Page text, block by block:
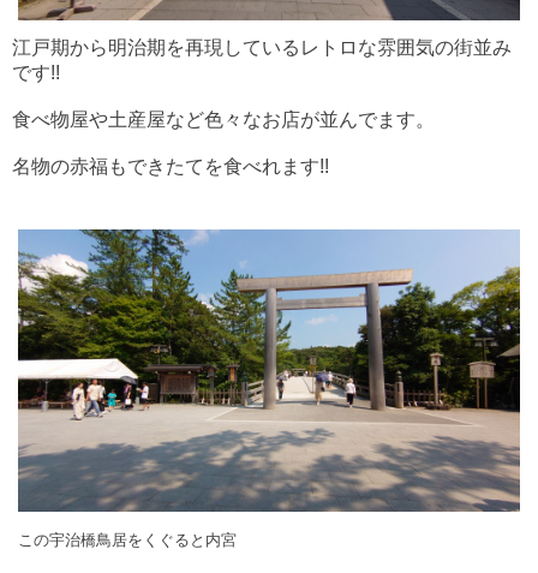
江戸期から明治期を再現しているレトロな雰囲気の街並み
です!!
食べ物屋や土産屋など色々なお店が並んでます。
名物の赤福もできたてを食べれます!!
この宇治橋鳥居をくぐると内宮